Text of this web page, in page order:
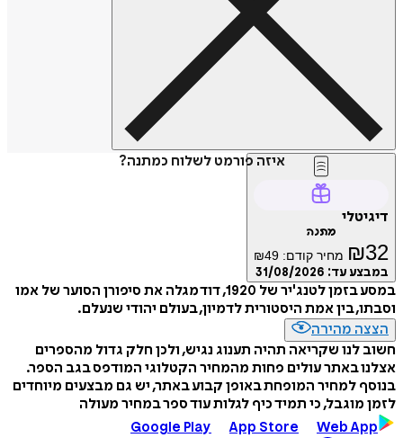
איזה פורמט לשלוח כמתנה?
דיגיטלי
מתנה
₪32 מחיר קודם: ₪49
במבצע עד: 31/08/2026
במסע בזמן לטנג'יר של 1920, דוד מגלה את סיפורן הסוער של אמו
וסבתו, בין אמת היסטורית לדמיון, בעולם יהודי שנעלם.
הצצה מהירה
חשוב לנו שקריאה תהיה תענוג נגיש, ולכן חלק גדול מהספרים
אצלנו באתר עולים פחות מהמחיר הקטלוגי המודפס בגב הספר.
בנוסף למחיר המופחת באופן קבוע באתר, יש גם מבצעים מיוחדים
לזמן מוגבל, כי תמיד כיף לגלות עוד ספר במחיר מעולה
Google Play
App Store Web App